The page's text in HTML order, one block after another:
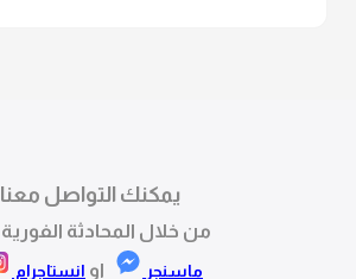
يمكنك التواصل معنا
من خلال المحادثة الفورية
ماسنجر او انستاجرام